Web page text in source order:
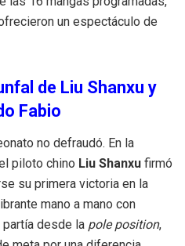
un espectáculo de
de Liu Shanxu y
Fabio
no defraudó. En la
piloto chino Liu Shanxu firmó
su primera victoria en la
mano a mano con
partía desde la pole position,